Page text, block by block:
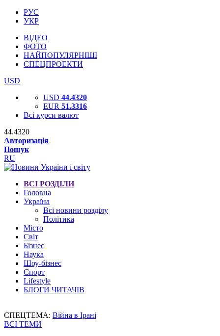
РУС
УКР
ВІДЕО
ФОТО
НАЙПОПУЛЯРНІШІ
СПЕЦПРОЕКТИ
USD
USD 44.4320
EUR 51.3316
Всі курси валют
44.4320
Авторизація
Пошук
RU
ВСІ РОЗДІЛИ
Головна
Україна
Всі новини розділу
Політика
Місто
Світ
Бізнес
Наука
Шоу-бізнес
Спорт
Lifestyle
БЛОГИ ЧИТАЧІВ
СПЕЦТЕМА: Війна в Ірані
ВСІ ТЕМИ